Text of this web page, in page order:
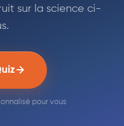
sur la science ci-
pour vous